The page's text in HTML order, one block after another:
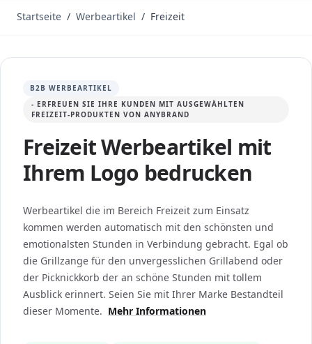
Startseite / Werbeartikel / Freizeit
B2B WERBEARTIKEL
- ERFREUEN SIE IHRE KUNDEN MIT AUSGEWÄHLTEN
FREIZEIT-PRODUKTEN VON ANYBRAND
Freizeit Werbeartikel mit
Ihrem Logo bedrucken
Werbeartikel die im Bereich Freizeit zum Einsatz
kommen werden automatisch mit den schönsten und
emotionalsten Stunden in Verbindung gebracht. Egal ob
die Grillzange für den unvergesslichen Grillabend oder
der Picknickkorb der an schöne Stunden mit tollem
Ausblick erinnert. Seien Sie mit Ihrer Marke Bestandteil
dieser Momente. Mehr Informationen